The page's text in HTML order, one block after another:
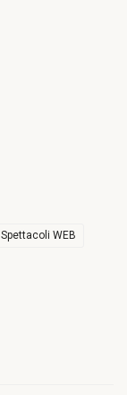
Spettacoli WEB